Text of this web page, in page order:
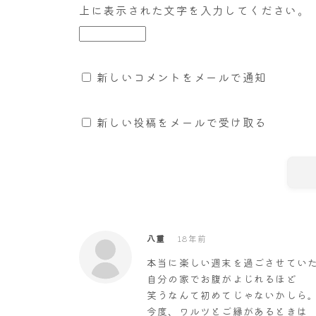
上に表示された文字を入力してください。
新しいコメントをメールで通知
新しい投稿をメールで受け取る
八重 18年前
本当に楽しい週末を過ごさせてい
自分の家でお腹がよじれるほど
笑うなんて初めてじゃないかしら。
今度、ワルツとご縁があるときは